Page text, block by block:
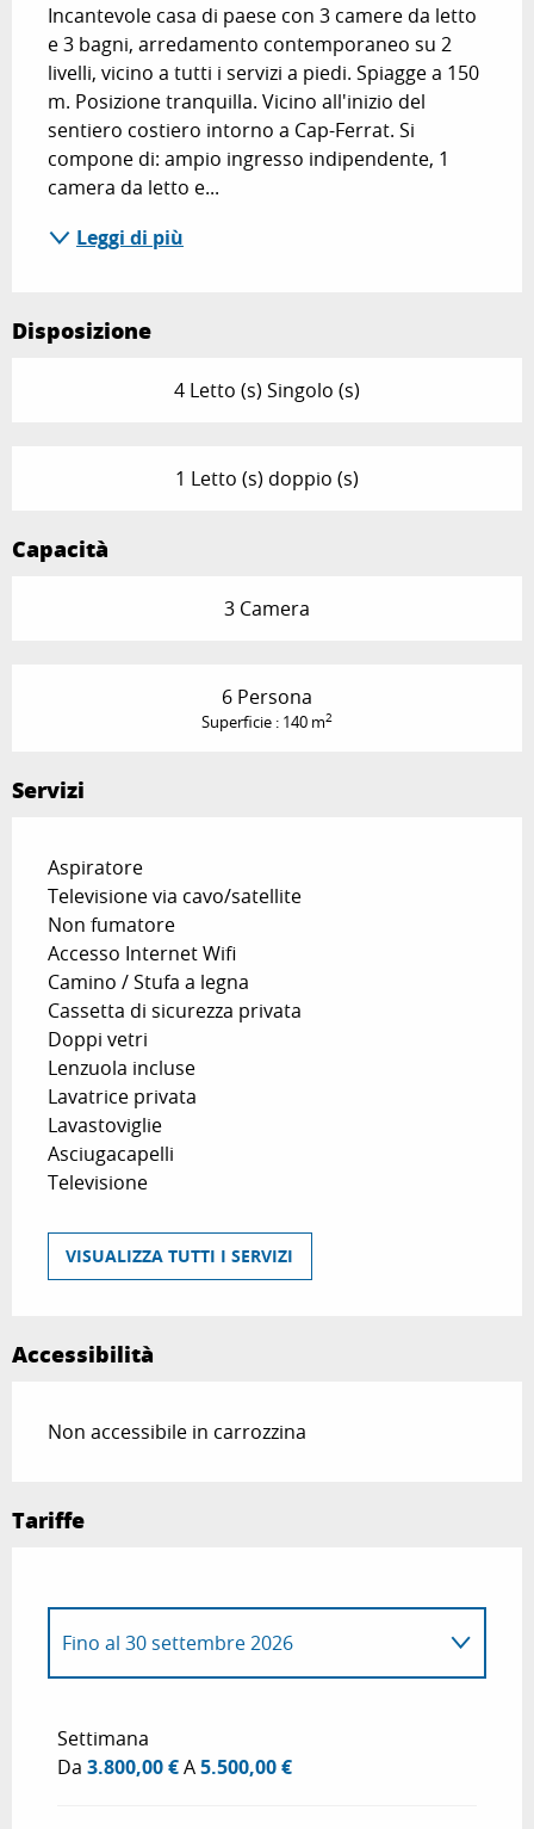
Incantevole casa di paese con 3 camere da letto
e 3 bagni, arredamento contemporaneo su 2
livelli, vicino a tutti i servizi a piedi. Spiagge a 150
m. Posizione tranquilla. Vicino all'inizio del
sentiero costiero intorno a Cap-Ferrat. Si
compone di: ampio ingresso indipendente, 1
camera da letto e...
Leggi di più
Disposizione
4 Letto (s) Singolo (s)
1 Letto (s) doppio (s)
Capacità
3 Camera
6 Persona
Superficie : 140 m2
Servizi
Aspiratore
Televisione via cavo/satellite
Non fumatore
Accesso Internet Wifi
Camino / Stufa a legna
Cassetta di sicurezza privata
Doppi vetri
Lenzuola incluse
Lavatrice privata
Lavastoviglie
Asciugacapelli
Televisione
VISUALIZZA TUTTI I SERVIZI
Accessibilità
Non accessibile in carrozzina
Tariffe
Fino al 30 settembre 2026
Settimana
Da 3.800,00 €A5.500,00 €